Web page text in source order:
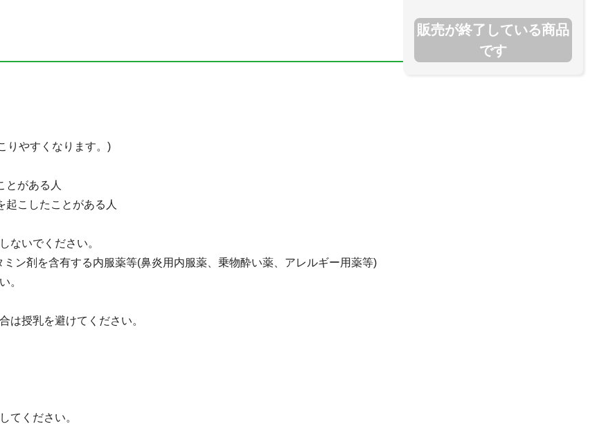
販売が終了している商品
です
りやすくなります。)
とがある人
起こしたことがある人
ないでください。
ン剤を含有する内服薬等(鼻炎用内服薬、乗物酔い薬、アレルギー用薬等)
。
は授乳を避けてください。
てください。